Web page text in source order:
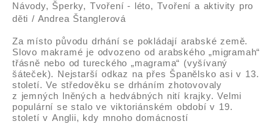
Návody, Šperky, Tvoření - léto, Tvoření a aktivity pro
děti / Andrea Štanglerová
Za místo původu drhání se pokládají arabské země.
Slovo makramé je odvozeno od arabského „migramah“
třásně nebo od tureckého „magrama“ (vyšívaný
šáteček). Nejstarší odkaz na přes Španělsko asi v 13.
století. Ve středověku se drháním zhotovovaly
z jemných lněných a hedvábných nití krajky. Velmi
populární se stalo ve viktoriánském období v 19.
století v Anglii, kdy mnoho domácností